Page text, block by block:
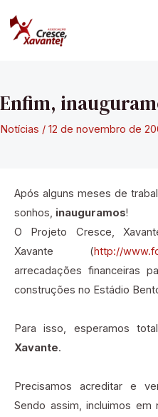
para
Enfim,
Notícias / 12 de novembro de
Após alguns meses de
sonhos, inauguramos!
O Projeto Cresce,
Xavante (http://
arrecadações financeiras
construções no Estádio
Para isso, esperamos
Xavante.
Precisamos acreditar e
Sendo assim, incluimos em